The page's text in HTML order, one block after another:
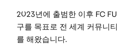
2023년에 출범한 이후 FC
구를 목표로 전 세계 커뮤니
를 해왔습니다.